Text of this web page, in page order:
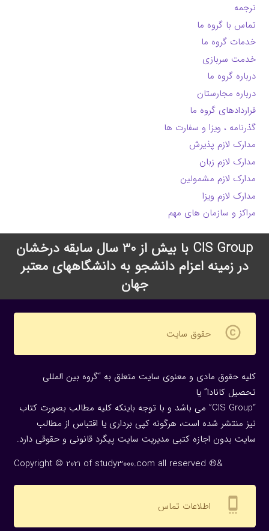
ترجمه
تماس با گروه ما
خدمات گروه ما
خدمت سربازی
درباره گروه ما
درباره مجارستان
قراردادهای گروه ما
گذرنامه ، ویزا و سفارت ها
مدارک لازم پذیرش
مدارک لازم زبان
مدارک لازم مشمولین
مدارک لازم ویزا
مراکز و سازمان های مهم
CIS Group با بیش از 30 سال سابقه درخشان
در زمینه اعزام دانشجو به دانشگاههای معتبر
جهان
copyright حقوق سایت
کلیه حقوق مادی و معنوی سایت متعلق به “گروه بین المللی
تحصیل کانادا” یا
“CIS Group” می باشد و با توجه باینکه کلیه مطالب بصورت کتاب
نیز منتشر شده است، هرگونه كپی برداری یا اقتباس از مطالب
سایت بدون اجازه كتبی مدیریت سایت پیگرد قانونی و حقوقی دارد.
Copyright © 2021 of study3000.com all reserved ®&
settings_cell اطلاعات تماس